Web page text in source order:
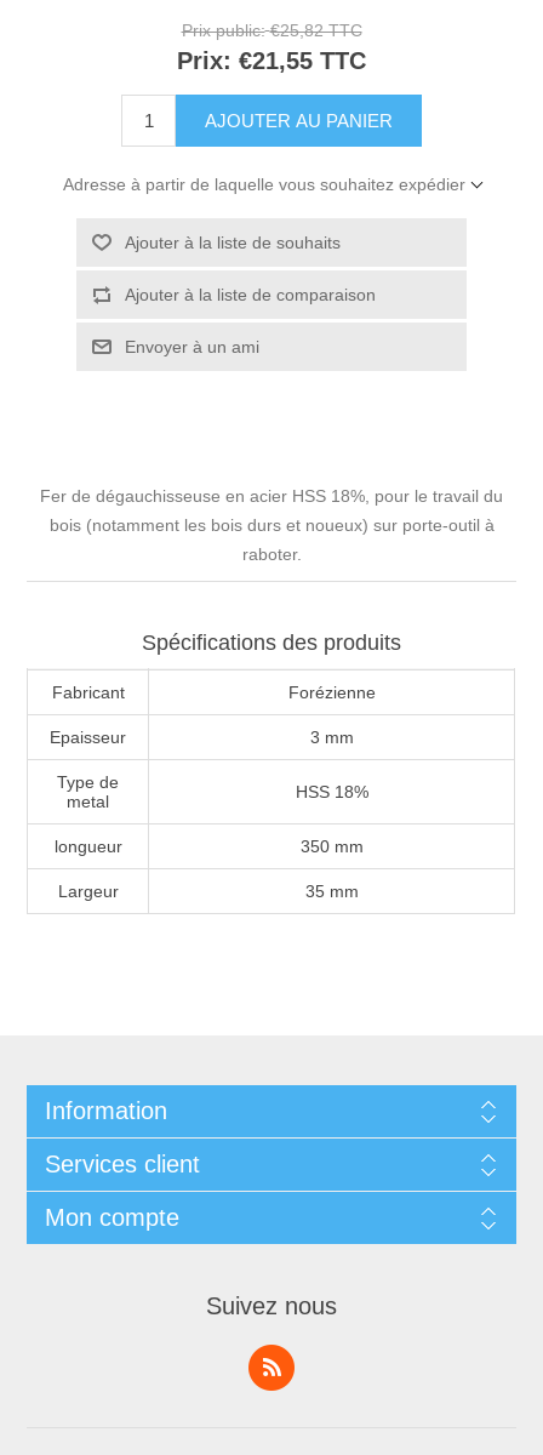
Prix public: €25,82 TTC
Prix: €21,55 TTC
Adresse à partir de laquelle vous souhaitez expédier
Fer de dégauchisseuse en acier HSS 18%, pour le travail du
bois (notamment les bois durs et noueux) sur porte-outil à
raboter.
Spécifications des produits
Fabricant Forézienne
Epaisseur 3 mm
Type de
metal
HSS 18%
longueur 350 mm
Largeur 35 mm
Information
Services client
Mon compte
Suivez nous